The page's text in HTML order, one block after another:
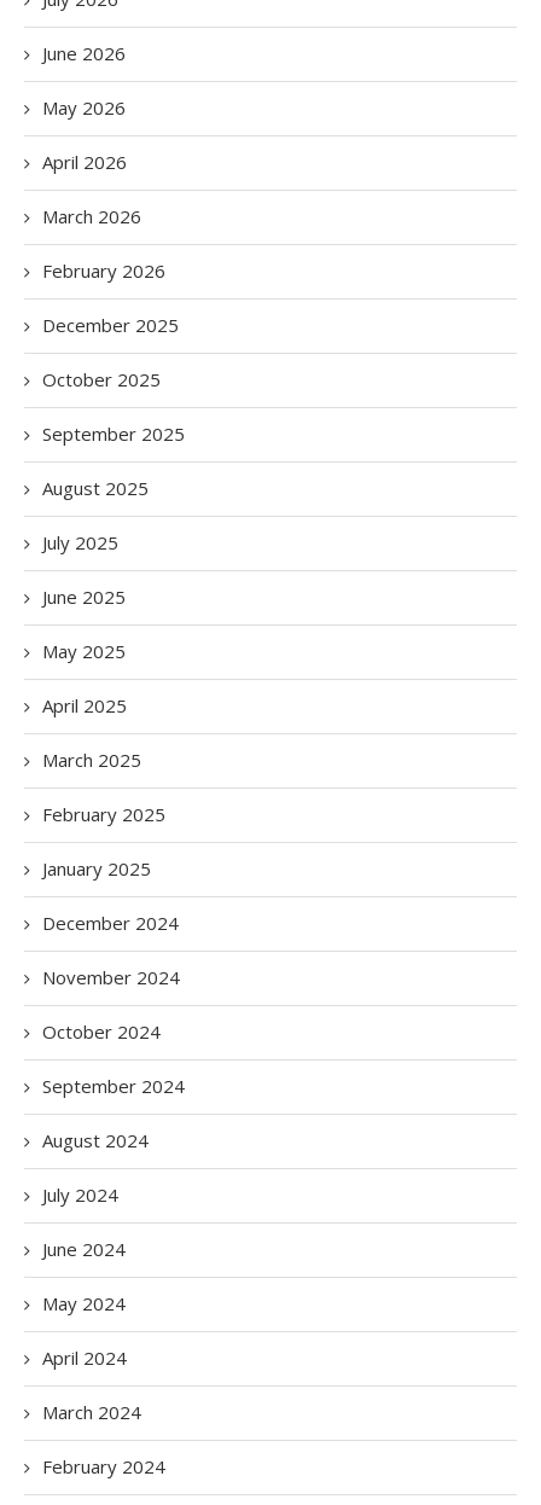
June 2026
May 2026
April 2026
March 2026
February 2026
December 2025
October 2025
September 2025
August 2025
July 2025
June 2025
May 2025
April 2025
March 2025
February 2025
January 2025
December 2024
November 2024
October 2024
September 2024
August 2024
July 2024
June 2024
May 2024
April 2024
March 2024
February 2024